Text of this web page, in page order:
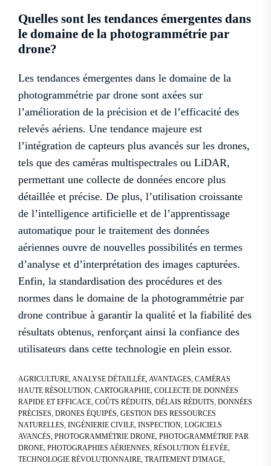
Quelles sont les tendances émergentes dans
le domaine de la photogrammétrie par
drone?
Les tendances émergentes dans le domaine de la
photogrammétrie par drone sont axées sur
l’amélioration de la précision et de l’efficacité des
relevés aériens. Une tendance majeure est
l’intégration de capteurs plus avancés sur les drones,
tels que des caméras multispectrales ou LiDAR,
permettant une collecte de données encore plus
détaillée et précise. De plus, l’utilisation croissante
de l’intelligence artificielle et de l’apprentissage
automatique pour le traitement des données
aériennes ouvre de nouvelles possibilités en termes
d’analyse et d’interprétation des images capturées.
Enfin, la standardisation des procédures et des
normes dans le domaine de la photogrammétrie par
drone contribue à garantir la qualité et la fiabilité des
résultats obtenus, renforçant ainsi la confiance des
utilisateurs dans cette technologie en plein essor.
AGRICULTURE,ANALYSE DÉTAILLÉE,AVANTAGES, CAMÉRAS
HAUTE RÉSOLUTION, CARTOGRAPHIE, COLLECTE DE DONNÉES
RAPIDE ET EFFICACE, COÛTS RÉDUITS, DÉLAIS RÉDUITS, DONNÉES
PRÉCISES, DRONES ÉQUIPÉS, GESTION DES RESSOURCES
NATURELLES, INGÉNIERIE CIVILE, INSPECTION, LOGICIELS
AVANCÉS, PHOTOGRAMMÉTRIE DRONE, PHOTOGRAMMÉTRIE PAR
DRONE, PHOTOGRAPHIES AÉRIENNES, RÉSOLUTION ÉLEVÉE,
TECHNOLOGIE RÉVOLUTIONNAIRE, TRAITEMENT D'IMAGE,